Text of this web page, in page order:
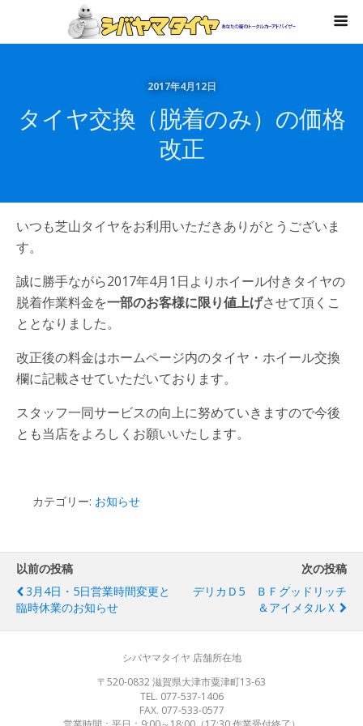
2017年4月12日
タイヤ交換（脱着のみ）の価格
改正
いつも芝山タイヤをお利用いただきありがとうございま
す。
誠に勝手ながら2017年4月1日よりホイール付きタイヤの
脱着作業料金を一部のお客様に限り値上げさせて頂くこ
ととなりました。
改正後の料金はホームページ内のタイヤ・ホイール交換
欄に記載させていただいております。
スタッフ一同サービスの向上に努めていきますので今後
とも当店をよろしくお願いいたします。
カテゴリー: お知らせ
以前の投稿
3月4日・5日営業時間変更と
臨時休業のお知らせ
次の投稿
デリカＤ5 ＢＦグッドリッチ
＆アイメタルＸ
シバヤマタイヤ 店舗所在地
〒520-0832 滋賀県大津市粟津町13-63
TEL. 077-537-1406
FAX. 077-533-0577